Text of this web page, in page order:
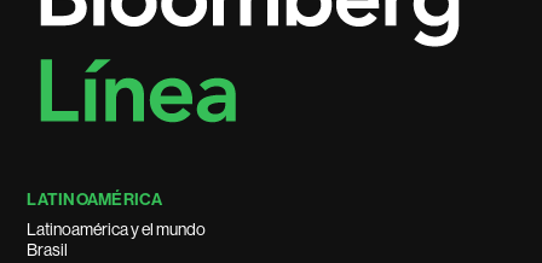
LATINOAMÉRICA
Latinoamérica y el mundo
Brasil